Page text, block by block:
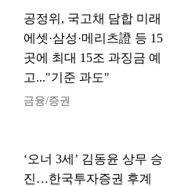
공정위, 국고채 담합 미래
에셋·삼성·메리츠證 등 15
곳에 최대 15조 과징금 예
고..."기준 과도"
금융/증권
‘오너 3세’ 김동윤 상무 승
진…한국투자증권 후계